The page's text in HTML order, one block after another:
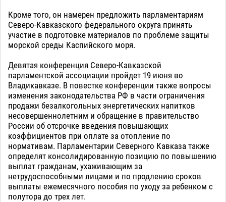
Кроме того, он намерен предложить парламентариям
Северо-Кавказского федерального округа принять
участие в подготовке материалов по проблеме защиты
морской среды Каспийского моря.
Девятая конференция Северо-Кавказской
парламентской ассоциации пройдет 19 июня во
Владикавказе. В повестке конференции также вопросы
изменения законодательства РФ в части ограничения
продажи безалкогольных энергетических напитков
несовершеннолетним и обращение в правительство
России об отсрочке введения повышающих
коэффициентов при оплате за отопление по
нормативам. Парламентарии Северного Кавказа также
определят консолидированную позицию по повышению
выплат гражданам, ухаживающим за
нетрудоспособными лицами и по продлению сроков
выплаты ежемесячного пособия по уходу за ребенком с
полутора до трех лет.